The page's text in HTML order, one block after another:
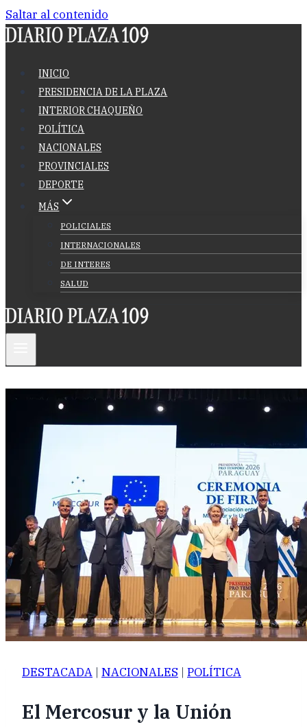
Saltar al contenido
INICIO
PRESIDENCIA DE LA PLAZA
INTERIOR CHAQUEÑO
POLÍTICA
NACIONALES
PROVINCIALES
DEPORTE
MÁS
POLICIALES
INTERNACIONALES
DE INTERES
SALUD
DESTACADA | NACIONALES | POLÍTICA
El Mercosur y la Unión